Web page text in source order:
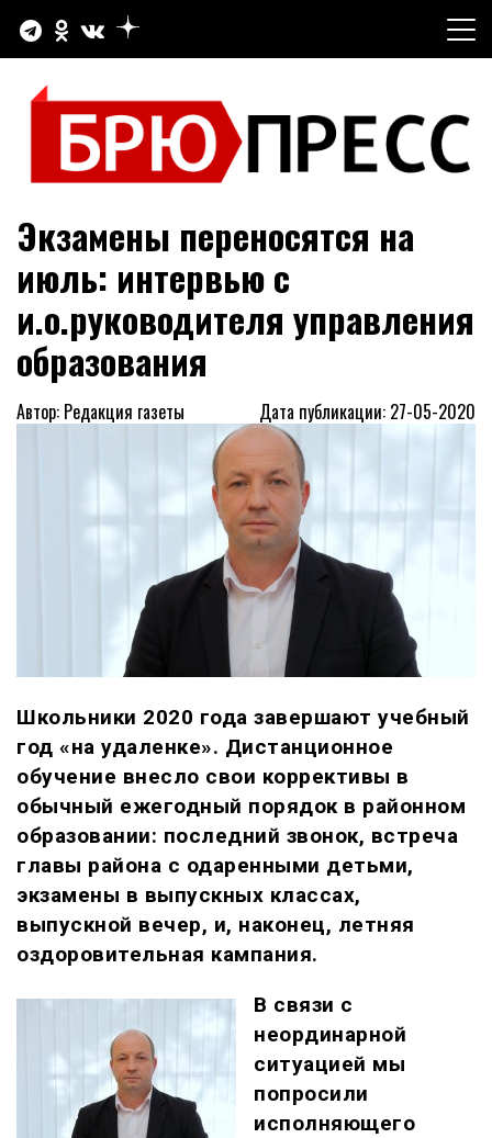
содержимому
БРЮПРЕСС
Официальный сайт газеты "Брюховецкие новости"
Экзамены переносятся на
июль: интервью с
и.о.руководителя управления
образования
Автор: Редакция газеты Дата публикации: 27-05-2020
Школьники 2020 года завершают учебный
год «на удаленке». Дистанционное
обучение внесло свои коррективы в
обычный ежегодный порядок в районном
образовании: последний звонок, встреча
главы района с одаренными детьми,
экзамены в выпускных классах,
выпускной вечер, и, наконец, летняя
оздоровительная кампания.
В связи с
неординарной
ситуацией мы
попросили
исполняющего